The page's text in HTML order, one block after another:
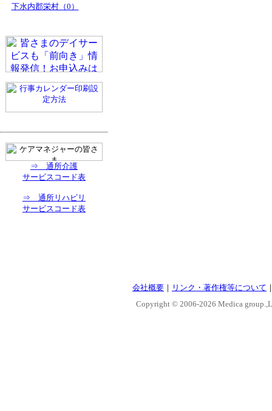
下水内郡栄村（0）
⇒ 通所介護
サービスコード表
⇒ 通所リハビリ
サービスコード表
会社概要 ｜ リンク・著作権等について
Copyright © 2006-2026 Medica